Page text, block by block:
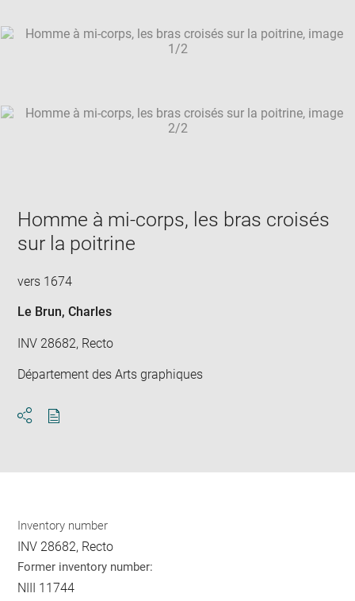
in
SKIP IMAGE CAROUSEL
Homme à mi-corps, les bras croisés
sur la poitrine
vers 1674
Le Brun, Charles
INV 28682, Recto
Département des Arts graphiques
Inventory number
INV 28682, Recto
Former inventory number:
NIII 11744